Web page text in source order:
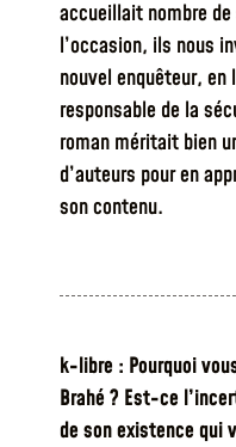
accueillait nombre
l’occasion, ils nous
nouvel enquêteur, en
responsable de la
roman méritait bien
d’auteurs pour en
son contenu.
k-libre : Pourquoi
Brahé ? Est-ce
de son existence qui